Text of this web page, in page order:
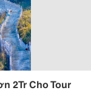
2Tr Cho Tour